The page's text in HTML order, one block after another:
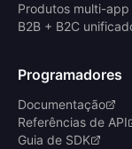
Produtos multi-app
B2B + B2C
Programadores
Documentação
Referências de API
Guia de SDK